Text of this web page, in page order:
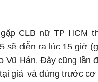
CLB nữ TP HCM
sẽ diễn ra lúc 15 giờ
Vũ Hán. Đây cũng lần
giải và đứng trước cơ